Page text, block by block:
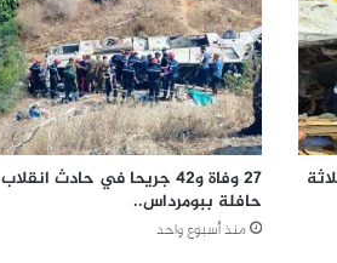
27 وفاة و42 جريحا في حادث انقلاب
حافلة ببومرداس..
منذ أسبوع واحد